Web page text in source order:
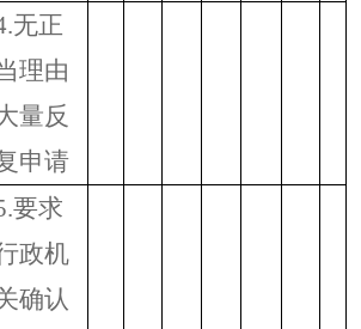
无正
理由
量反
申请
要求
政机
确认